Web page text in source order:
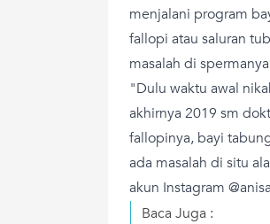
menjalani program
fallopi atau saluran
masalah di
"Dulu waktu awal
akhirnya 2019 sm
fallopinya, bayi
ada masalah di situ
akun Instagram
Baca Juga :